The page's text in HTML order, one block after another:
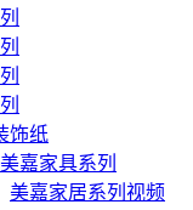
饰纸
嘉家具系列
美嘉家居系列视频